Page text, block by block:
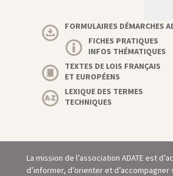
FORMULAIRES DÉMARCHES
FICHES PRATIQUES
INFOS THÉMATIQUES
TEXTES DE LOIS FRANÇAIS
ET EUROPÉENS
LEXIQUE DES TERMES
TECHNIQUES
La mission de l’association ADATE est
d’informer, d’orienter et d’accompagner